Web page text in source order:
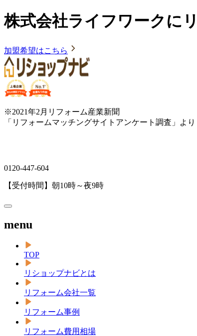
株式会社ライフワークに
加盟希望はこちら
※2021年2月リフォーム産業新聞
「リフォームマッチングサイトアンケート調査」より
0120-447-604
【受付時間】朝10時～夜9時
menu
TOP
リショップナビとは
リフォーム会社一覧
リフォーム事例
リフォーム費用相場